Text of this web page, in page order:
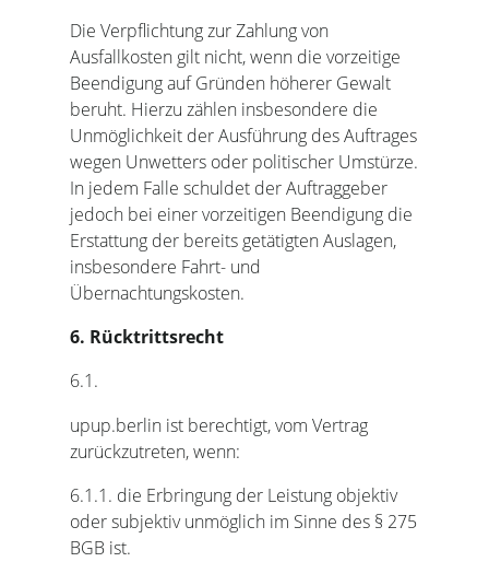
Die Verpflichtung zur Zahlung von
Ausfallkosten gilt nicht, wenn die vorzeitige
Beendigung auf Gründen höherer Gewalt
beruht. Hierzu zählen insbesondere die
Unmöglichkeit der Ausführung des Auftrages
wegen Unwetters oder politischer Umstürze.
In jedem Falle schuldet der Auftraggeber
jedoch bei einer vorzeitigen Beendigung die
Erstattung der bereits getätigten Auslagen,
insbesondere Fahrt- und
Übernachtungskosten.
6. Rücktrittsrecht
6.1.
upup.berlin ist berechtigt, vom Vertrag
zurückzutreten, wenn:
6.1.1. die Erbringung der Leistung objektiv
oder subjektiv unmöglich im Sinne des § 275
BGB ist.